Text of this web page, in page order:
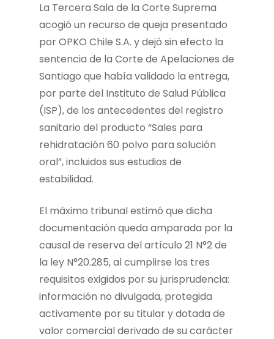
La Tercera Sala de la Corte Suprema
acogió un recurso de queja presentado
por OPKO Chile S.A. y dejó sin efecto la
sentencia de la Corte de Apelaciones de
Santiago que había validado la entrega,
por parte del Instituto de Salud Pública
(ISP), de los antecedentes del registro
sanitario del producto “Sales para
rehidratación 60 polvo para solución
oral”, incluidos sus estudios de
estabilidad.
El máximo tribunal estimó que dicha
documentación queda amparada por la
causal de reserva del artículo 21 N°2 de
la ley N°20.285, al cumplirse los tres
requisitos exigidos por su jurisprudencia:
información no divulgada, protegida
activamente por su titular y dotada de
valor comercial derivado de su carácter